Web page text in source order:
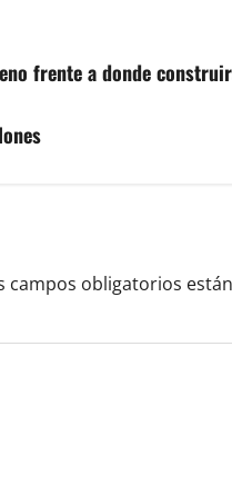
frente a donde
campos obligatorios